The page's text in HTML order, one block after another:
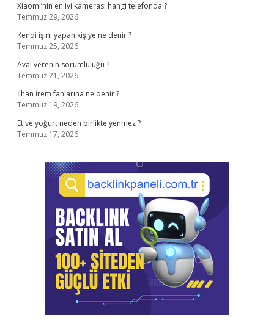
Xiaomi’nin en iyi kamerası hangi telefonda ?
Temmuz 29, 2026
Kendi işini yapan kişiye ne denir ?
Temmuz 25, 2026
Aval verenin sorumluluğu ?
Temmuz 21, 2026
İlhan İrem fanlarına ne denir ?
Temmuz 19, 2026
Et ve yoğurt neden birlikte yenmez ?
Temmuz 17, 2026